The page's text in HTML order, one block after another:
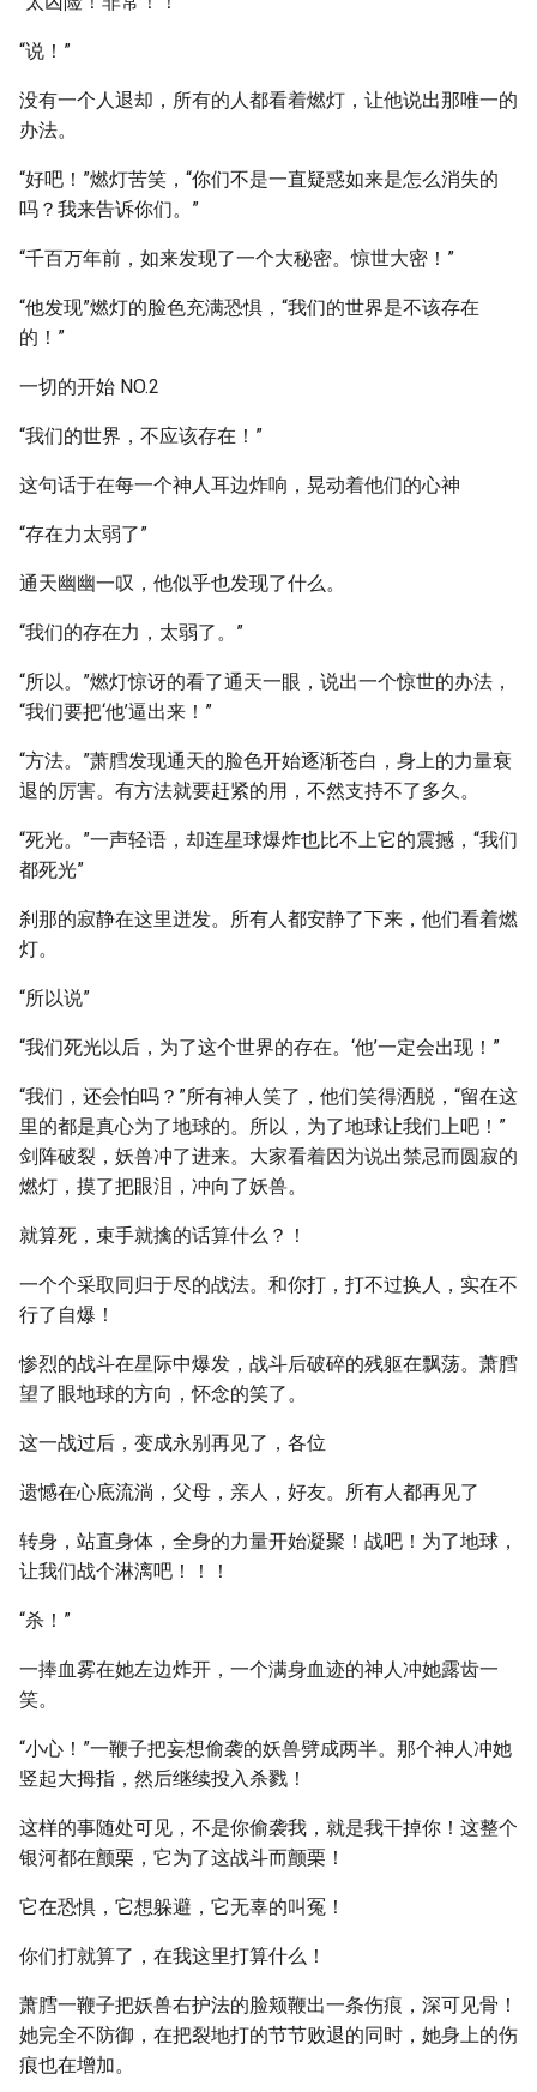
“说！”
没有一个人退却，所有的人都看着燃灯，让他说出那唯一的
办法。
“好吧！”燃灯苦笑，“你们不是一直疑惑如来是怎么消失的
吗？我来告诉你们。”
“千百万年前，如来发现了一个大秘密。惊世大密！”
“他发现”燃灯的脸色充满恐惧，“我们的世界是不该存在
的！”
一切的开始 NO.2
“我们的世界，不应该存在！”
这句话于在每一个神人耳边炸响，晃动着他们的心神
“存在力太弱了”
通天幽幽一叹，他似乎也发现了什么。
“我们的存在力，太弱了。”
“所以。”燃灯惊讶的看了通天一眼，说出一个惊世的办法，
“我们要把‘他’逼出来！”
“方法。”萧膤发现通天的脸色开始逐渐苍白，身上的力量衰
退的厉害。有方法就要赶紧的用，不然支持不了多久。
“死光。”一声轻语，却连星球爆炸也比不上它的震撼，“我们
都死光”
刹那的寂静在这里迸发。所有人都安静了下来，他们看着燃
灯。
“所以说”
“我们死光以后，为了这个世界的存在。‘他’一定会出现！”
“我们，还会怕吗？”所有神人笑了，他们笑得洒脱，“留在这
里的都是真心为了地球的。所以，为了地球让我们上吧！”
剑阵破裂，妖兽冲了进来。大家看着因为说出禁忌而圆寂的
燃灯，摸了把眼泪，冲向了妖兽。
就算死，束手就擒的话算什么？！
一个个采取同归于尽的战法。和你打，打不过换人，实在不
行了自爆！
惨烈的战斗在星际中爆发，战斗后破碎的残躯在飘荡。萧膤
望了眼地球的方向，怀念的笑了。
这一战过后，变成永别再见了，各位
遗憾在心底流淌，父母，亲人，好友。所有人都再见了
转身，站直身体，全身的力量开始凝聚！战吧！为了地球，
让我们战个淋漓吧！！！
“杀！”
一捧血雾在她左边炸开，一个满身血迹的神人冲她露齿一
笑。
“小心！”一鞭子把妄想偷袭的妖兽劈成两半。那个神人冲她
竖起大拇指，然后继续投入杀戮！
这样的事随处可见，不是你偷袭我，就是我干掉你！这整个
银河都在颤栗，它为了这战斗而颤栗！
它在恐惧，它想躲避，它无辜的叫冤！
你们打就算了，在我这里打算什么！
萧膤一鞭子把妖兽右护法的脸颊鞭出一条伤痕，深可见骨！
她完全不防御，在把裂地打的节节败退的同时，她身上的伤
痕也在增加。